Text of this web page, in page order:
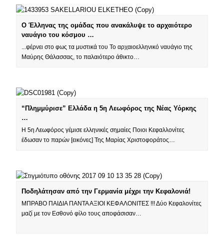
Ο Έλληνας της ομάδας που ανακάλυψε το αρχαιότερο
ναυάγιο του κόσμου …
...φέρνει στο φως τα μυστικά του Το αρχαιοελληνικό ναυάγιο της
Μαύρης Θάλασσας, το παλαιότερο άθικτο…
“Πλημμύρισε” Ελλάδα η 5η Λεωφόρος της Νέας Υόρκης
…
Η 5η Λεωφόρος γέμισε ελληνικές σημαίες Ποιοι Κεφαλλονίτες
έδωσαν το παρών [εικόνες] Της Μαρίας Χριστοφοράτος…
Ποδηλάτησαν από την Γερμανία μέχρι την Κεφαλονιά!
ΜΠΡΑΒΟ ΠΑΙΔΙΑ ΠΑΝΤΑ ΑΞΙΟΙ ΚΕΦΑΛΟΝΙΤΕΣ !!! Δύο Κεφαλονίτες
μαζί με τον Εσθονό φίλο τους αποφάσισαν…